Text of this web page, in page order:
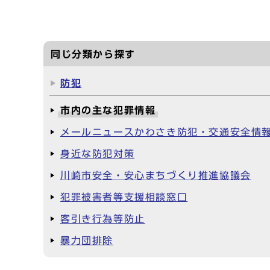
同じ分類から探す
防犯
市内の主な犯罪情報
メールニュースかわさき防犯・交通安全情
身近な防犯対策
川崎市安全・安心まちづくり推進協議会
犯罪被害者等支援相談窓口
客引き行為等防止
暴力団排除